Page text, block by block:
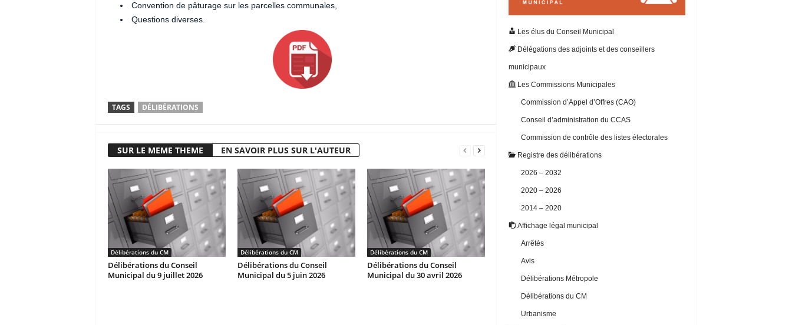
Convention de pâturage sur les parcelles communales,
Questions diverses.
TAGS DÉLIBÉRATIONS
SUR LE MEME THEME EN SAVOIR PLUS SUR L'AUTEUR
Délibérations du CM
Délibérations du Conseil
Municipal du 9 juillet 2026
Délibérations du CM
Délibérations du Conseil
Municipal du 5 juin 2026
Délibérations du CM
Délibérations du Conseil
Municipal du 30 avril 2026
Les élus du Conseil Municipal
Délégations des adjoints et des conseillers
municipaux
Les Commissions Municipales
Commission d’Appel d’Offres (CAO)
Conseil d’administration du CCAS
Commission de contrôle des listes électorales
Registre des délibérations
2026 – 2032
2020 – 2026
2014 – 2020
Affichage légal municipal
Arrêtés
Avis
Délibérations Métropole
Délibérations du CM
Urbanisme